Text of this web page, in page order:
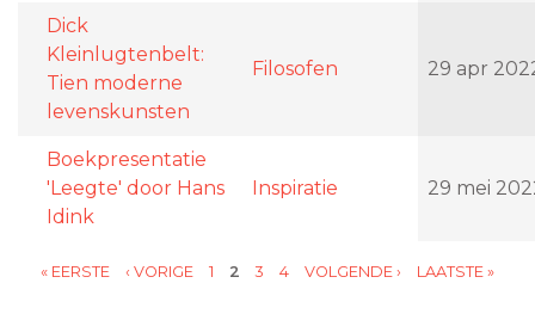
Dick
Kleinlugtenbelt:
Tien moderne
levenskunsten
Filosofen 29 apr
Boekpresentatie
'Leegte' door Hans
Idink
Inspiratie 29 mei
« EERSTE ‹ VORIGE 1 2 3 4 VOLGENDE › LAATSTE »